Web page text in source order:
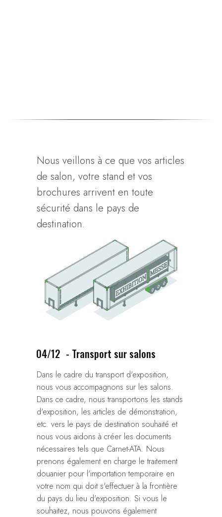
- Transport sur salons
04/12
Dans le cadre du transport d'exposition,
nous vous accompagnons sur les salons.
Dans ce cadre, nous transportons les stands
d'exposition, les articles de démonstration,
etc. vers le pays de destination souhaité et
nous vous aidons à créer les documents
nécessaires tels que Carnet-ATA. Nous
prenons également en charge le traitement
douanier pour l'importation temporaire en
votre nom qui doit s'effectuer à la frontière
du pays du lieu d'exposition. Si vous le
souhaitez, nous pouvons également
Nous veillons à ce que vos articles
de salon, votre stand et vos
brochures arrivent en toute
sécurité dans le pays de
destination.